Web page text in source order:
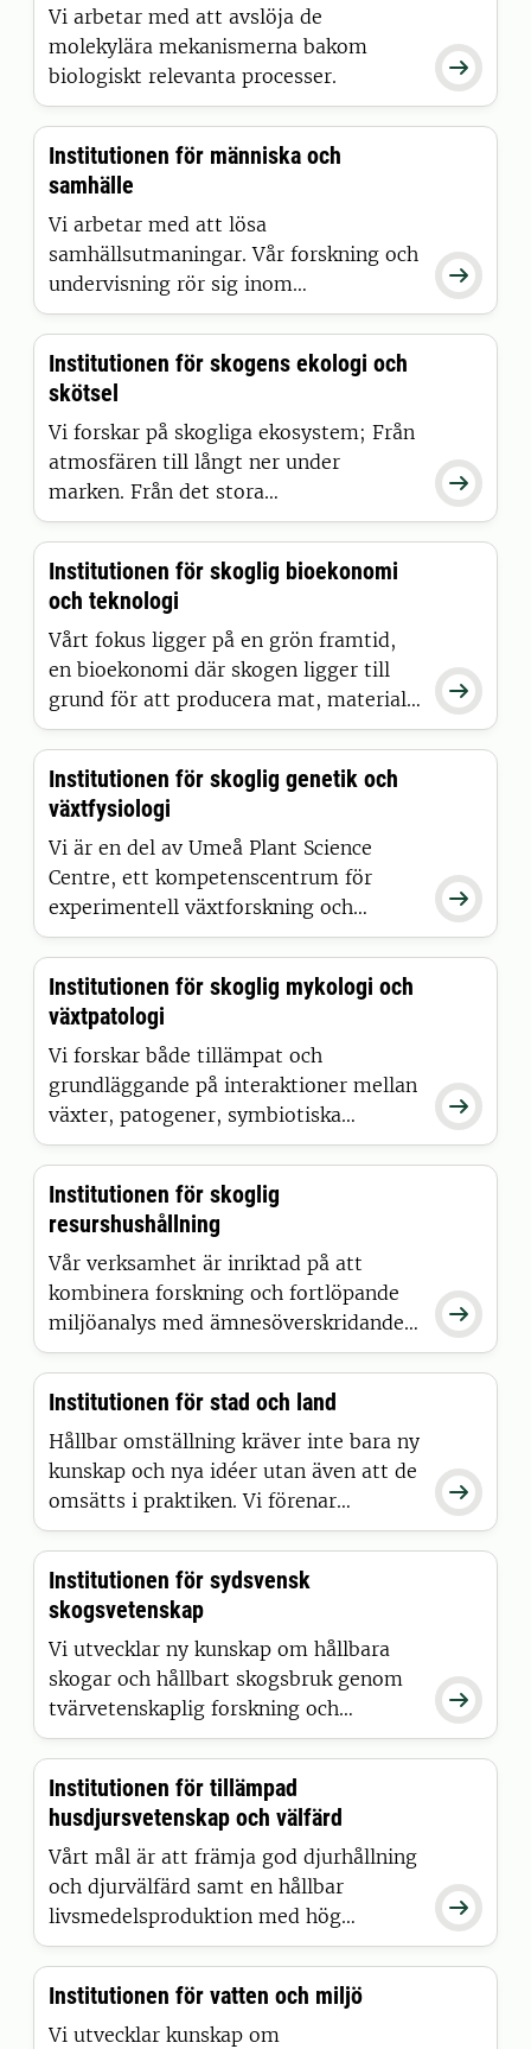
förändringar.

Vi arbetar med att avslöja de
molekylära mekanismerna bakom
biologiskt relevanta processer.

Institutionen för människa och
samhälle
Vi arbetar med att lösa
samhällsutmaningar. Vår forskning och
undervisning rör sig inom
miljöpsykologi, företagsledning och
för hållbara boende- och arbetsmiljöer
på landsbygden och i städer.

Institutionen för skogens ekologi och
skötsel
Vi forskar på skogliga ekosystem; Från
atmosfären till långt ner under
marken. Från det stora
landskapsperspektivet, till de små
för skogens ekologi och skötsel bygger
vi kunskap om hur skogen påverkas i
ett förändrat klimat och hur den bäst
kan förvaltas i framtiden.

Institutionen för skoglig bioekonomi
och teknologi
Vårt fokus ligger på en grön framtid,
en bioekonomi där skogen ligger till
grund för att producera mat, material,
energi, kemikalier och tjänster på ett

Institutionen för skoglig genetik och
växtfysiologi
Vi är en del av Umeå Plant Science
Centre, ett kompetenscentrum för
experimentell växtforskning och
skogsbioteknik. Vårt uppdrag är att:

Institutionen för skoglig mykologi och
växtpatologi
Vi forskar både tillämpat och
grundläggande på interaktioner mellan
växter, patogener, symbiotiska
mykorrhizasvampar och
arkéer och deras roll i skog och
jordbruk.

Institutionen för skoglig
resurshushållning
Vår verksamhet är inriktad på att
kombinera forskning och fortlöpande
miljöanalys med ämnesöverskridande
projekt, vilket vi tror ger unika
helhetskoncept för ett hållbart
nyttjande av naturresurserna.

Institutionen för stad och land
Hållbar omställning kräver inte bara ny
kunskap och nya idéer utan även att de
omsätts i praktiken. Vi förenar
utbildning, forskning och samverkan
samhällsförändring som behövs för att
möta utmaningar som biodiversitets-
och klimatkrisen.

Institutionen för sydsvensk
skogsvetenskap
Vi utvecklar ny kunskap om hållbara
skogar och hållbart skogsbruk genom
tvärvetenskaplig forskning och
utbildning, med utgångspunkt i

Institutionen för tillämpad
husdjursvetenskap och välfärd
Vårt mål är att främja god djurhållning
och djurvälfärd samt en hållbar
livsmedelsproduktion med hög
produktkvalitet genom forskning och
och nutrition, skötsel och miljö,
etologi och djuretik, djurvälfärd och
Institutionen för vatten och miljö
Vi utvecklar kunskap om